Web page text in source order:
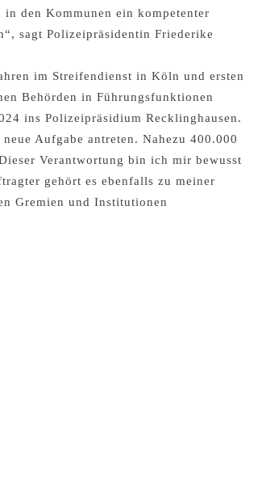
den Kommunen ein kompetenter
sagt Polizeipräsidentin Friederike
im Streifendienst in Köln und ersten
Behörden in Führungsfunktionen
ins Polizeipräsidium Recklinghausen.
Aufgabe antreten. Nahezu 400.000
Verantwortung bin ich mir bewusst
gehört es ebenfalls zu meiner
Gremien und Institutionen